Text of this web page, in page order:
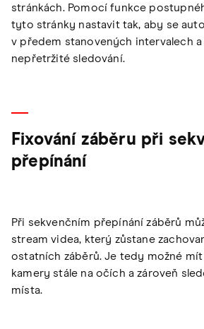
stránkách. Pomocí funkce
tyto stránky nastavit tak, aby se
v předem stanovených intervalech a
nepřetržité sledování.
Fixování záběru při
přepínání
Při sekvenčním přepínání záběrů
stream videa, který zůstane
ostatních záběrů. Je tedy možné
kamery stále na očích a zároveň
místa.